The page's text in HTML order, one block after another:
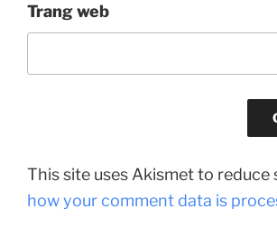
Trang web
This site uses Akismet to reduce
how your comment data is